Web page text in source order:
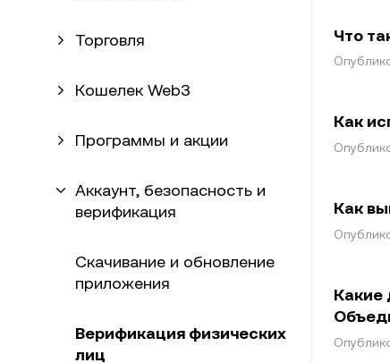
Торговля
Кошелек Web3
Программы и акции
Аккаунт, безопасность и
верификация
Скачивание и обновление
приложения
Верификация физических
лиц
Что
Как
Как
Какие